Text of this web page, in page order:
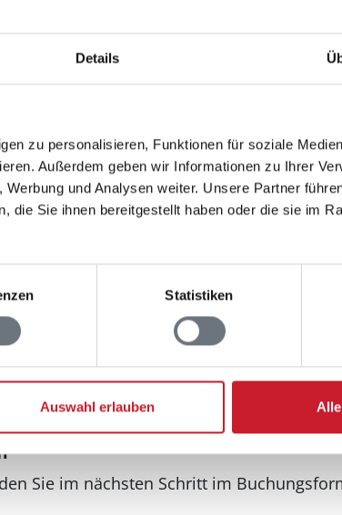
Details
zu personalisieren, Funktionen für soziale
Außerdem geben wir Informationen zu Ihrer
und Analysen weiter. Unsere Partner
die Sie ihnen bereitgestellt haben oder die sie im
Statistiken
Auswahl erlauben
Waschmaschine
Aussenbereich
Gartenmöbel
Grill
Terrasse: 1
Sie im nächsten Schritt im